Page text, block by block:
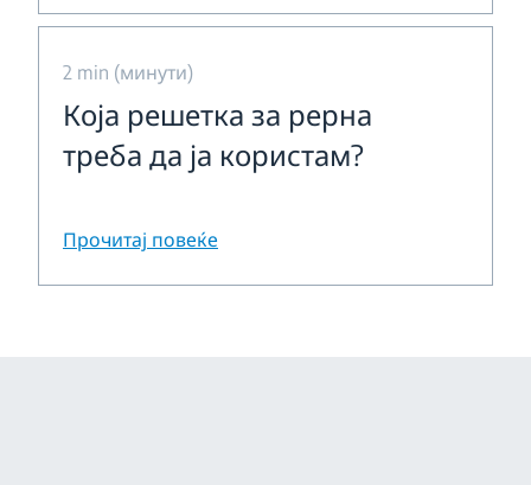
2 min (минути)
Која решетка за рерна
треба да ја користам?
Прочитај повеќе